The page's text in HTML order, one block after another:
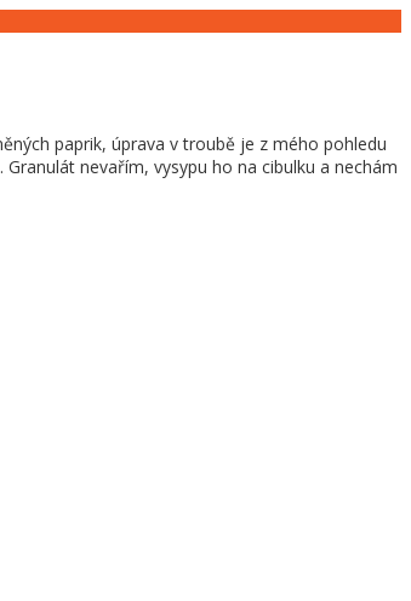
paprik, úprava v troubě je z mého pohledu
nevařím, vysypu ho na cibulku a nechám